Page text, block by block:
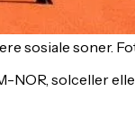
sosiale soner.
NOR, solceller